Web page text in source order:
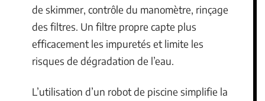
de skimmer, contrôle du manomètre, rinçage
des filtres. Un filtre propre capte plus
efficacement les impuretés et limite les
risques de dégradation de l’eau.
L’utilisation d’un robot de piscine simplifie la